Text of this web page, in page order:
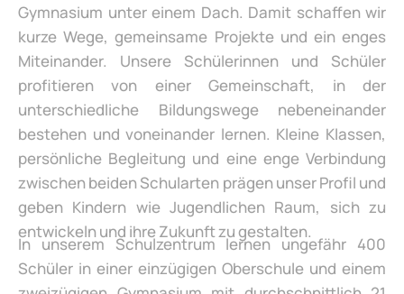
Gymnasium unter einem Dach. Damit schaffen wir
kurze Wege, gemeinsame Projekte und ein enges
Miteinander. Unsere Schülerinnen und Schüler
profitieren von einer Gemeinschaft, in der
unterschiedliche Bildungswege nebeneinander
bestehen und voneinander lernen. Kleine Klassen,
persönliche Begleitung und eine enge Verbindung
zwischen beiden Schularten prägen unser Profil und
geben Kindern wie Jugendlichen Raum, sich zu
entwickeln und ihre Zukunft zu gestalten.
In unserem Schulzentrum lernen ungefähr 400
Schüler in einer einzügigen Oberschule und einem